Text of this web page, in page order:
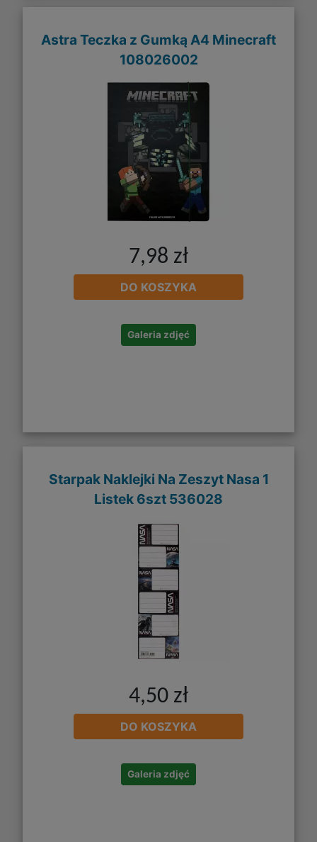
Astra Teczka z Gumką A4 Minecraft
108026002
7,98 zł
DO KOSZYKA
Galeria zdjęć
Starpak Naklejki Na Zeszyt Nasa 1
Listek 6szt 536028
4,50 zł
DO KOSZYKA
Galeria zdjęć